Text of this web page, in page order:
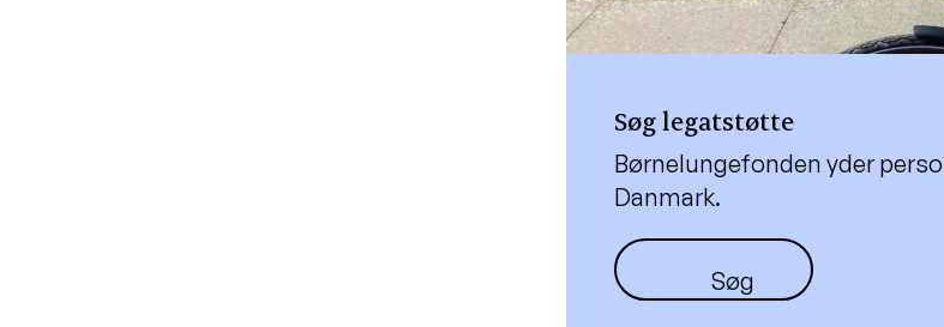
Søg legatstøtte
Børnelungefonden yder
Danmark.
Søg støtte